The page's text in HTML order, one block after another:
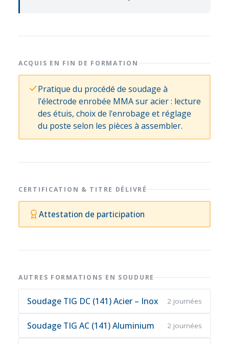
ACQUIS EN FIN DE FORMATION
Pratique du procédé de soudage à
l'électrode enrobée MMA sur acier : lecture
des étuis, choix de l'enrobage et réglage
du poste selon les pièces à assembler.
CERTIFICATION & TITRE DÉLIVRÉ
Attestation de participation
AUTRES FORMATIONS EN SOUDURE
Soudage TIG DC (141) Acier – Inox 2 journées
Soudage TIG AC (141) Aluminium 2 journées